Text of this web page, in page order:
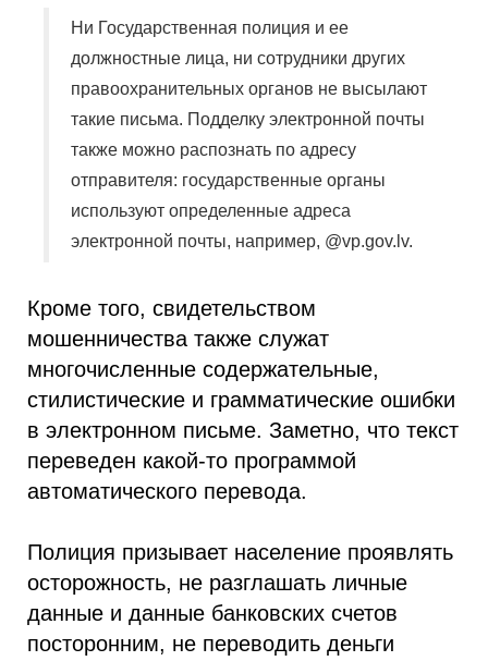
Ни Государственная полиция и ее
должностные лица, ни сотрудники других
правоохранительных органов не высылают
такие письма. Подделку электронной почты
также можно распознать по адресу
отправителя: государственные органы
используют определенные адреса
электронной почты, например, @vp.gov.lv.
Кроме того, свидетельством
мошенничества также служат
многочисленные содержательные,
стилистические и грамматические ошибки
в электронном письме. Заметно, что текст
переведен какой-то программой
автоматического перевода.
Полиция призывает население проявлять
осторожность, не разглашать личные
данные и данные банковских счетов
посторонним, не переводить деньги